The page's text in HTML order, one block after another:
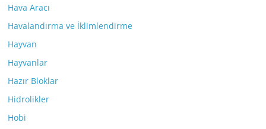
Hava Aracı
Havalandırma ve İklimlendirme
Hayvan
Hayvanlar
Hazır Bloklar
Hidrolikler
Hobi